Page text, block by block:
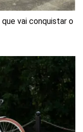
vai conquistar o